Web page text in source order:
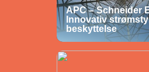
APC – Schneider
Innovativ
beskyttelse